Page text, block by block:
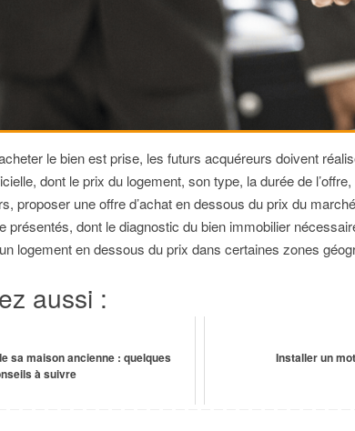
le bien est prise, les futurs acquéreurs doivent
dont le prix du logement, son type, la durée de
proposer une offre d’achat en dessous du prix du
présentés, dont le diagnostic du bien immobilier
logement en dessous du prix dans certaines zones
aussi :
sa maison ancienne : quelques
à suivre
Installer un